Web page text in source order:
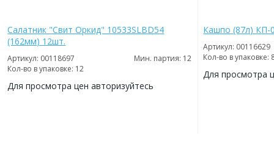
Салатник "Свит Оркид" 10533SLBD54
(162мм) 12шт.
Артикул: 00118697
Мин. партия: 12
Кол-во в упаковке: 12
Для просмотра цен авторизуйтесь
Кашпо (87л) КП-
Артикул: 00116629
Кол-во в упаковке:
Для просмотра